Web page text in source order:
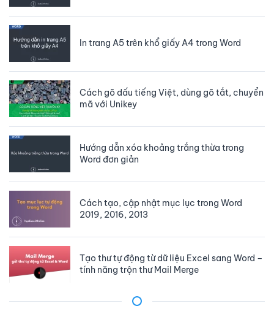
In trang A5 trên khổ giấy A4 trong Word
Cách gõ dấu tiếng Việt, dùng gõ tắt, chuyển
mã với Unikey
Hướng dẫn xóa khoảng trắng thừa trong
Word đơn giản
Cách tạo, cập nhật mục lục trong Word
2019, 2016, 2013
Tạo thư tự động từ dữ liệu Excel sang Word –
tính năng trộn thư Mail Merge